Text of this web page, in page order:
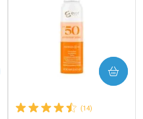
(14)
COMPRAR